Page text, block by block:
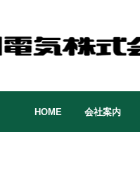
HOME 会社案内